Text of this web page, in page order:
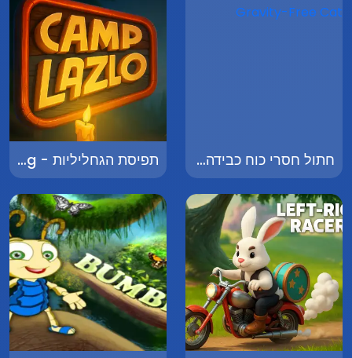
חתול חסרי כוח כבידה - Gravity-Free Cat תפיסת הגחליליות - Firefly Catching